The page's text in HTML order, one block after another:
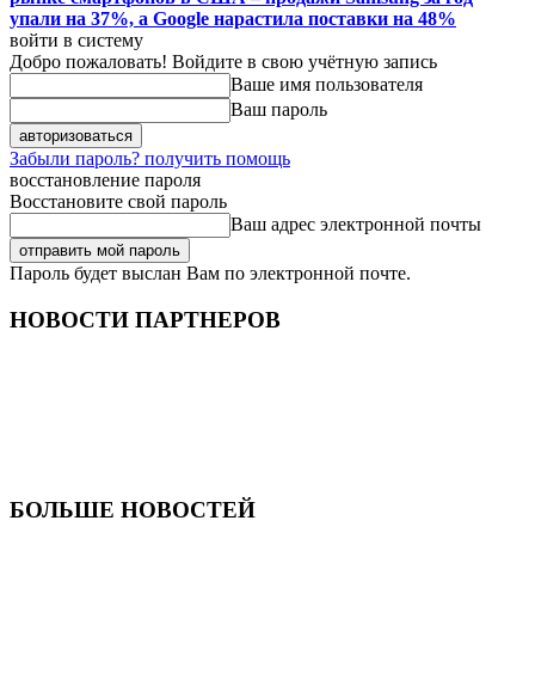
упали на 37%, а Google нарастила поставки на 48%
войти в систему
Добро пожаловать! Войдите в свою учётную запись
Ваше имя пользователя
Ваш пароль
Забыли пароль? получить помощь
восстановление пароля
Восстановите свой пароль
Ваш адрес электронной почты
Пароль будет выслан Вам по электронной почте.
НОВОСТИ ПАРТНЕРОВ
БОЛЬШЕ НОВОСТЕЙ